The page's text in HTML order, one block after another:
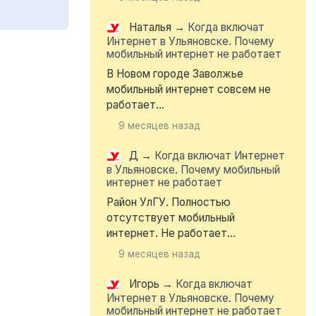
Наталья → Когда включат
Интернет в Ульяновске. Почему
мобильный интернет не работает
В Новом городе Заволжье
мобильный интернет совсем не
работает...
9 месяцев назад
Д → Когда включат Интернет
в Ульяновске. Почему мобильный
интернет не работает
Район УлГУ. Полностью
отсутствует мобильный
интернет. Не работает...
9 месяцев назад
Игорь → Когда включат
Интернет в Ульяновске. Почему
мобильный интернет не работает